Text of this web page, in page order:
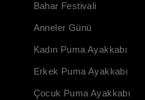
Bahar Festivali
Anneler Günü
Kadın Puma Ayakkabı
Erkek Puma Ayakkabı
Çocuk Puma Ayakkabı